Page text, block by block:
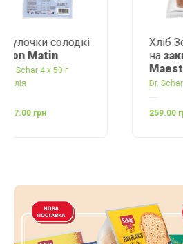
Хліб Зерновий
назаквасці
Maestro Vital
259.00 грн